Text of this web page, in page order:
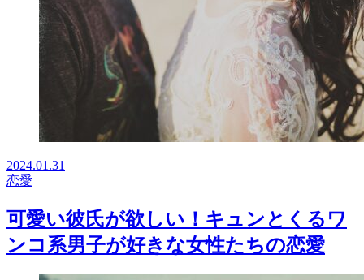
2024.01.31
恋愛
可愛い彼氏が欲しい！キュンとくるワ
ンコ系男子が好きな女性たちの恋愛